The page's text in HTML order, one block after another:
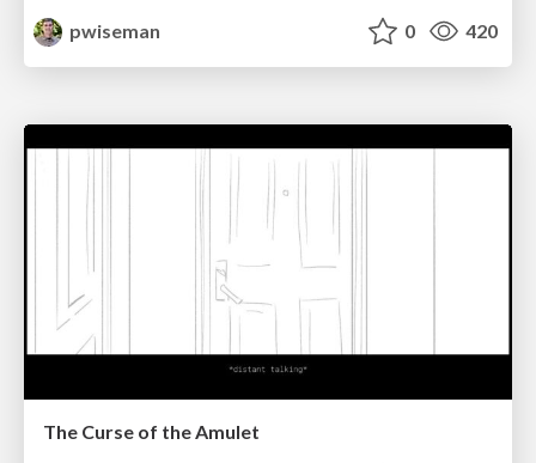
pwiseman
0 420
The Curse of the Amulet